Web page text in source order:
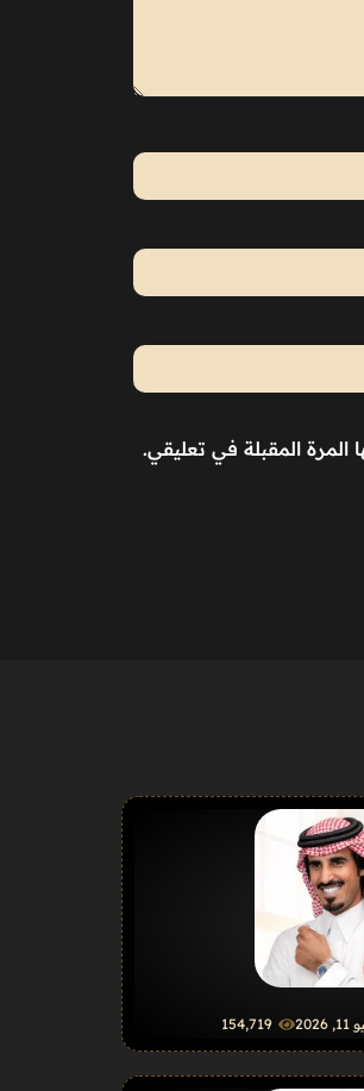
المرة المقبلة في تعليقي.
2026 154٬719